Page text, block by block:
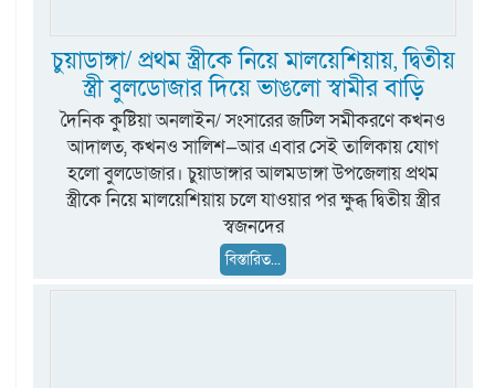
চুয়াডাঙ্গা/ প্রথম স্ত্রীকে নিয়ে মালয়েশিয়ায়, দ্বিতীয়
স্ত্রী বুলডোজার দিয়ে ভাঙলো স্বামীর বাড়ি
দৈনিক কুষ্টিয়া অনলাইন/ সংসারের জটিল সমীকরণে কখনও
আদালত, কখনও সালিশ—আর এবার সেই তালিকায় যোগ
হলো বুলডোজার। চুয়াডাঙ্গার আলমডাঙ্গা উপজেলায় প্রথম
স্ত্রীকে নিয়ে মালয়েশিয়ায় চলে যাওয়ার পর ক্ষুব্ধ দ্বিতীয় স্ত্রীর
স্বজনদের
বিস্তারিত...